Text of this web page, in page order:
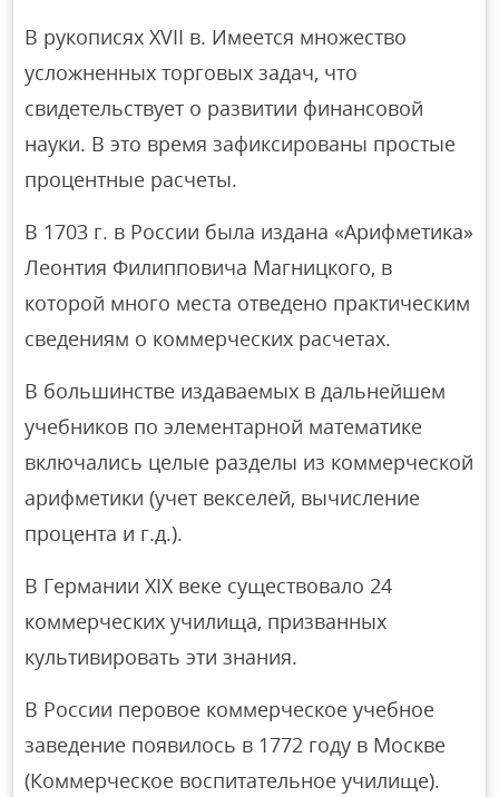
В рукописях XVII в. Имеется множество
усложненных торговых задач, что
свидетельствует о развитии финансовой
науки. В это время зафиксированы простые
процентные расчеты.
В 1703 г. в России была издана «Арифметика»
Леонтия Филипповича Магницкого, в
которой много места отведено практическим
сведениям о коммерческих расчетах.
В большинстве издаваемых в дальнейшем
учебников по элементарной математике
включались целые разделы из коммерческой
арифметики (учет векселей, вычисление
процента и г.д.).
В Германии XIX веке существовало 24
коммерческих училища, призванных
культивировать эти знания.
В России перовое коммерческое учебное
заведение появилось в 1772 году в Москве
(Коммерческое воспитательное училище).